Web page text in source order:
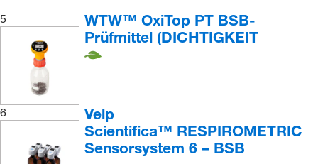
5
WTW™ OxiTop PT BSB-
Prüfmittel (DICHTIGKEIT
6
Velp
Scientifica™ RESPIROMETRIC
Sensorsystem 6 – BSB